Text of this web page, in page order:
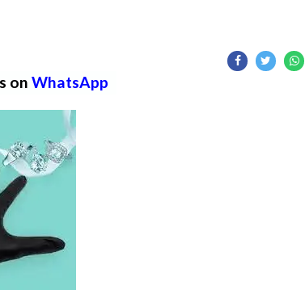
on WhatsApp